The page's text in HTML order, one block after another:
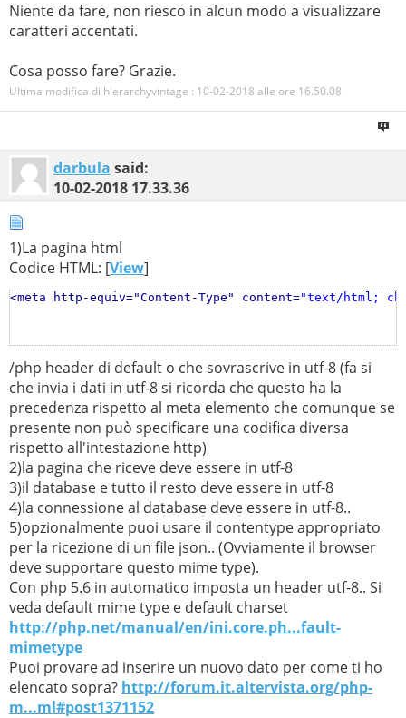
Niente da fare, non riesco in alcun modo a visualizzare
caratteri accentati.
Cosa posso fare? Grazie.
Ultima modifica di hierarchyvintage : 10-02-2018 alle ore 16.50.08
darbula said:
10-02-2018 17.33.36
1)La pagina html
Codice HTML: [View]
<meta http-equiv="Content-Type" content="text/html;
/php header di default o che sovrascrive in utf-8 (fa si
che invia i dati in utf-8 si ricorda che questo ha la
precedenza rispetto al meta elemento che comunque se
presente non può specificare una codifica diversa
rispetto all'intestazione http)
2)la pagina che riceve deve essere in utf-8
3)il database e tutto il resto deve essere in utf-8
4)la connessione al database deve essere in utf-8..
5)opzionalmente puoi usare il contentype appropriato
per la ricezione di un file json.. (Ovviamente il browser
deve supportare questo mime type).
Con php 5.6 in automatico imposta un header utf-8.. Si
veda default mime type e default charset
http://php.net/manual/en/ini.core.ph...fault-
mimetype
Puoi provare ad inserire un nuovo dato per come ti ho
elencato sopra? http://forum.it.altervista.org/php-
m...ml#post1371152